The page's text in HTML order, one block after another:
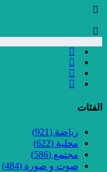
الفئات
رياضة (921)
محلية (622)
مجتمع (586)
صوت و صورة (484)